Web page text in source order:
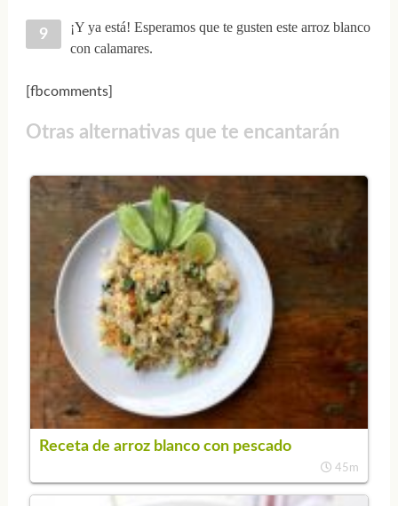
¡Y ya está! Esperamos que te gusten este arroz blanco
con calamares.
[fbcomments]
Otras alternativas que te encantarán
Receta de arroz blanco con pescado
45m